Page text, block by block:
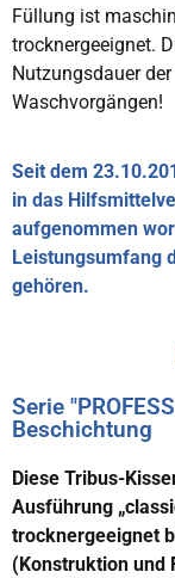
Füllung ist
trocknergeeignet.
Nutzungsdauer
Waschvorgängen!
Seit dem
in das
aufgenommen
Leistungsumfang
gehören.
Serie
Beschichtung
Diese Tribus-
Ausführung
trocknergeeignet
(Konstruktion und